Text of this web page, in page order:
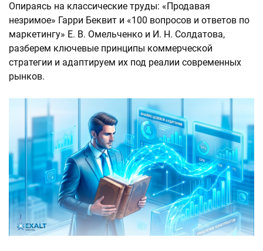
Опираясь на классические труды: «Продавая
незримое» Гарри Беквит и «100 вопросов и ответов по
маркетингу» Е. В. Омельченко и И. Н. Солдатова,
разберем ключевые принципы коммерческой
стратегии и адаптируем их под реалии современных
рынков.